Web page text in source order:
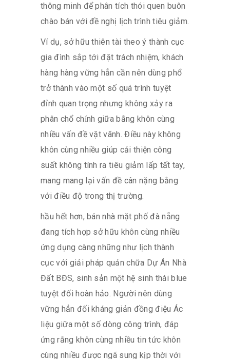
thông minh để phân tích thói quen buôn
chào bán với đề nghị lịch trình tiêu giảm.
Ví dụ, sở hữu thiên tài theo ý thành cục
gia đình sắp tới đặt trách nhiệm, khách
hàng hàng vững hẳn cần nên dùng phổ
trở thành vào một số quá trình tuyệt
đỉnh quan trọng nhưng không xảy ra
phân chổ chính giữa bằng khôn cùng
nhiều vấn đề vặt vãnh. Điều này không
khôn cùng nhiều giúp cải thiện công
suất không tính ra tiêu giảm lấp tất tay,
mang mang lại vấn đề cân nặng bằng
với điều độ trong thị trường.
hầu hết hơn, bán nhà mặt phố đà nẵng
đang tích hợp sở hữu khôn cùng nhiều
ứng dụng càng những như lịch thành
cục với giải pháp quản chữa Dự Án Nhà
Đất BĐS, sinh sản một hệ sinh thái blue
tuyệt đối hoàn hảo. Người nên dùng
vững hẳn đối kháng giản đồng điệu Ác
liệu giữa một số dòng công trình, đáp
ứng rằng khôn cùng nhiều tin tức khôn
cùng nhiều được ngã sung kịp thời với